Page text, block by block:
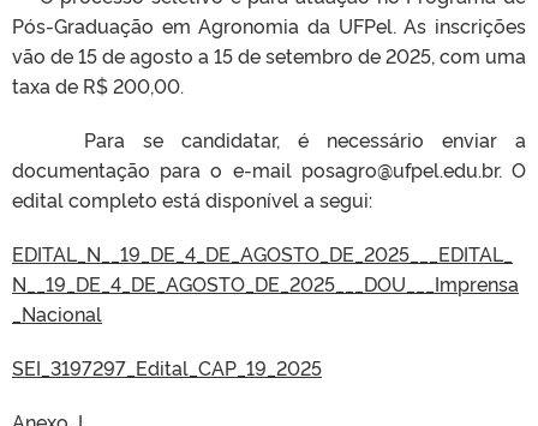
Pós-Graduação em Agronomia da UFPel.As inscrições
vão de 15 de agosto a 15 de setembro de 2025, com uma
taxa de R$ 200,00.
Para se candidatar, é necessário enviar a
documentação para o e-mail posagro@ufpel.edu.br.O
edital completo está disponível a segui:
EDITAL_N__19_DE_4_DE_AGOSTO_DE_2025___EDITAL_
N__19_DE_4_DE_AGOSTO_DE_2025___DOU___Imprensa
_Nacional
SEI_3197297_Edital_CAP_19_2025